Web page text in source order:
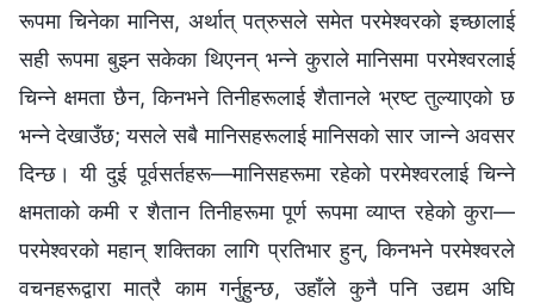
रूपमा चिनेका मानिस, अर्थात् पत्रुसले समेत परमेश्‍वरको इच्‍छालाई
सही रूपमा बुझ्‍न सकेका थिएनन् भन्‍ने कुराले मानिसमा परमेश्‍वरलाई
चिन्‍ने क्षमता छैन, किनभने तिनीहरूलाई शैतानले भ्रष्ट तुल्याएको छ
भन्‍ने देखाउँछ; यसले सबै मानिसहरूलाई मानिसको सार जान्‍ने अवसर
दिन्छ। यी दुई पूर्वसर्तहरू—मानिसहरूमा रहेको परमेश्‍वरलाई चिन्‍ने
क्षमताको कमी र शैतान तिनीहरूमा पूर्ण रूपमा व्याप्त रहेको कुरा—
परमेश्‍वरको महान् शक्तिका लागि प्रतिभार हुन्, किनभने परमेश्‍वरले
वचनहरूद्वारा मात्रै काम गर्नुहुन्छ, उहाँले कुनै पनि उद्यम अघि